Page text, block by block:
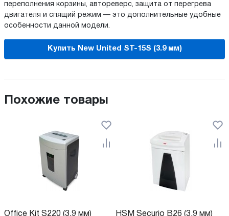
переполнения корзины, автореверс, защита от перегрева
двигателя и спящий режим — это дополнительные удобные
особенности данной модели.
Купить New United ST-15S (3.9 мм)
Похожие товары
Office Kit S220 (3.9 мм) HSM Securio B26 (3.9 мм)